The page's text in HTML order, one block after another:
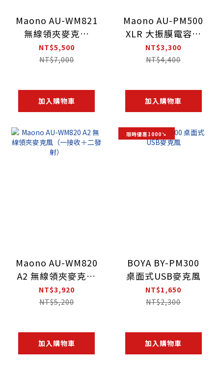
Maono AU-WM821
無線領夾麥克風
（一接收＋二發射
+充電盒）
NT$5,500
NT$7,000
加入購物車
Maono AU-PM500
XLR 大振膜電容麥
克風
NT$3,300
NT$4,400
加入購物車
Maono AU-WM820
A2 無線領夾麥克風
（一接收＋二發
射）
NT$3,920
NT$5,200
加入購物車
限時優惠1000↘
BOYA BY-PM300
桌面式USB麥克風
NT$1,650
NT$2,300
加入購物車